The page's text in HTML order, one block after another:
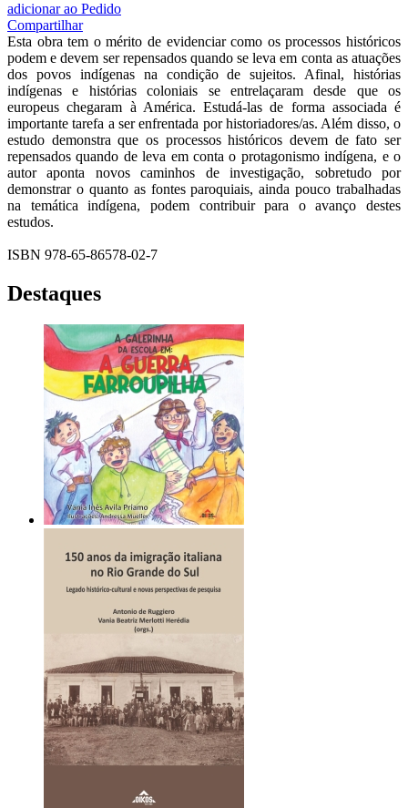
adicionar ao Pedido
Compartilhar
Esta obra tem o mérito de evidenciar como os processos históricos
podem e devem ser repensados quando se leva em conta as atuações
dos povos indígenas na condição de sujeitos. Afinal, histórias
indígenas e histórias coloniais se entrelaçaram desde que os
europeus chegaram à América. Estudá-las de forma associada é
importante tarefa a ser enfrentada por historiadores/as. Além disso, o
estudo demonstra que os processos históricos devem de fato ser
repensados quando de leva em conta o protagonismo indígena, e o
autor aponta novos caminhos de investigação, sobretudo por
demonstrar o quanto as fontes paroquiais, ainda pouco trabalhadas
na temática indígena, podem contribuir para o avanço destes
estudos.
ISBN 978-65-86578-02-7
Destaques